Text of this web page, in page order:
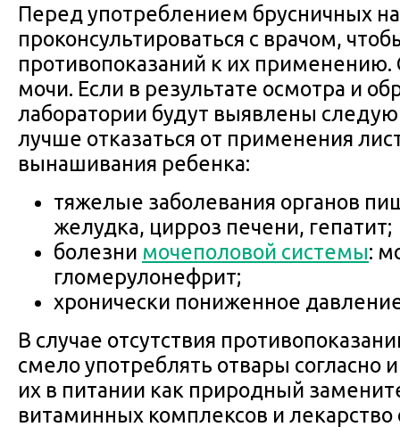
Перед употреблением брусничных
проконсультироваться с врачом,
противопоказаний к их применению.
мочи. Если в результате осмотра и
лаборатории будут выявлены
лучше отказаться от применения
вынашивания ребенка:
тяжелые заболевания органов
желудка, цирроз печени, гепатит;
болезни мочеполовой системы:
гломерулонефрит;
хронически пониженное
В случае отсутствия
смело употреблять отвары согласно
их в питании как природный
витаминных комплексов и лекарство